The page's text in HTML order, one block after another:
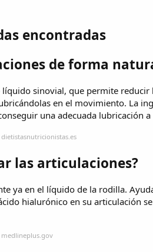
encontradas
de forma
líquido sinovial, que permite
en el movimiento. La
una adecuada lubricación
las articulaciones?
ya en el líquido de la rodilla.
hialurónico en su articulación
medlineplus.gov